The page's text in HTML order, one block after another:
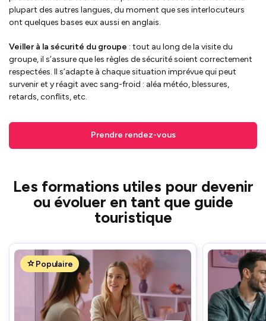
plupart des autres langues, du moment que ses interlocuteurs
ont quelques bases eux aussi en anglais.
Veiller à la sécurité du groupe : tout au long de la visite du
groupe, il s’assure que les règles de sécurité soient correctement
respectées. Il s’adapte à chaque situation imprévue qui peut
survenir et y réagit avec sang-froid : aléa météo, blessures,
retards, conflits, etc.
Prendre rendez-vous
Les formations utiles pour devenir
ou évoluer en tant que guide
touristique
Populaire